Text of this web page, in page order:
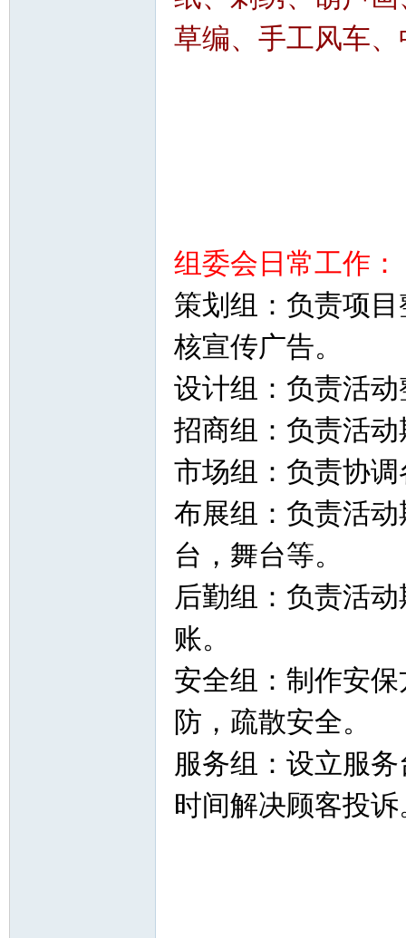
草编、手工风车
组委会日常工作：
策划组：负责项
核宣传广告。
设计组：负责活
招商组：负责活
市场组：负责协
布展组：负责活
台，舞台等。
后勤组：负责活
账。
安全组：制作安
防，疏散安全。
服务组：设立服
时间解决顾客投诉